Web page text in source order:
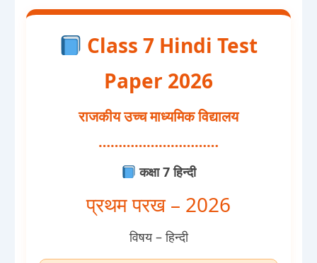
Class 7 Hindi Test
Paper 2026
राजकीय उच्च माध्यमिक विद्यालय
…………………………
कक्षा 7 हिन्दी
प्रथम परख – 2026
विषय – हिन्दी